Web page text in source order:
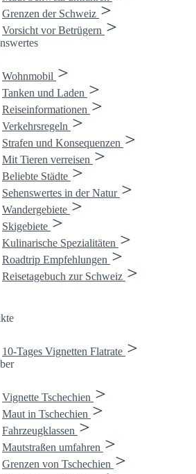
Grenzen der Schweiz
Vorsicht vor Betrügern
Wohnmobil
Tanken und Laden
Reiseinformationen
Verkehrsregeln
Strafen und Konsequenzen
Mit Tieren verreisen
Beliebte Städte
Sehenswertes in der Natur
Wandergebiete
Skigebiete
Kulinarische Spezialitäten
Roadtrip Empfehlungen
Reisetagebuch zur Schweiz
10-Tages Vignetten Flatrate
Vignette Tschechien
Maut in Tschechien
Fahrzeugklassen
Mautstraßen umfahren
Grenzen von Tschechien